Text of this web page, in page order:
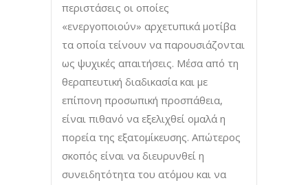
περιστάσεις οι οποίες
«ενεργοποιούν» αρχετυπικά μοτίβα
τα οποία τείνουν να παρουσιάζονται
ως ψυχικές απαιτήσεις. Μέσα από τη
θεραπευτική διαδικασία και με
επίπονη προσωπική προσπάθεια,
είναι πιθανό να εξελιχθεί ομαλά η
πορεία της εξατομίκευσης. Απώτερος
σκοπός είναι να διευρυνθεί η
συνειδητότητα του ατόμου και να